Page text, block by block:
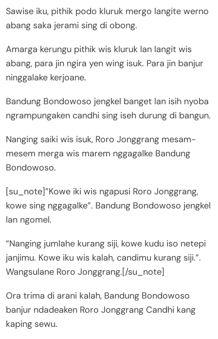
Sawise iku, pithik podo kluruk mergo langite werno
abang saka jerami sing di obong.
Amarga kerungu pithik wis kluruk lan langit wis
abang, para jin ngira yen wing isuk. Para jin banjur
ninggalake kerjoane.
Bandung Bondowoso jengkel banget lan isih nyoba
ngrampungaken candhi sing iseh durung di bangun.
Nanging saiki wis isuk, Roro Jonggrang mesam-
mesem merga wis marem nggagalke Bandung
Bondowoso.
[su_note]”Kowe iki wis ngapusi Roro Jonggrang,
kowe sing nggagalke”. Bandung Bondowoso jengkel
lan ngomel.
“Nanging jumlahe kurang siji, kowe kudu iso netepi
janjimu. Kowe iku wis kalah, candimu kurang siji.”.
Wangsulane Roro Jonggrang.[/su_note]
Ora trima di arani kalah, Bandung Bondowoso
banjur ndadeaken Roro Jonggrang Candhi kang
kaping sewu.